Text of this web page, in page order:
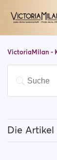
VictoriaMilan -
Die Artikel